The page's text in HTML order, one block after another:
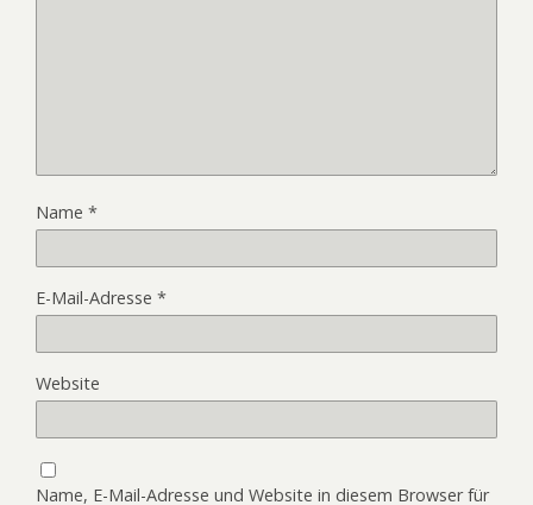
Name *
E-Mail-Adresse *
Website
Name, E-Mail-Adresse und Website in diesem Browser für